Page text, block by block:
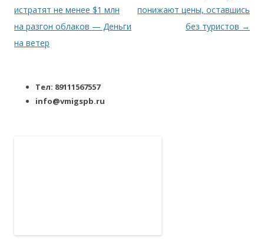
истратят не менее $1 млн
на разгон облаков — Деньги
на ветер
понижают цены, оставшись
без туристов →
Тел: 89111567557
info@vmigspb.ru